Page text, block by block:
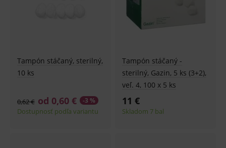
Tampón stáčaný, sterilný,
10 ks
od 0,60 €
0,62 € -3 %
Dostupnosť podľa variantu
Tampón stáčaný -
sterilný, Gazin, 5 ks (3+2),
veľ. 4, 100 x 5 ks
11 €
Skladom 7 bal